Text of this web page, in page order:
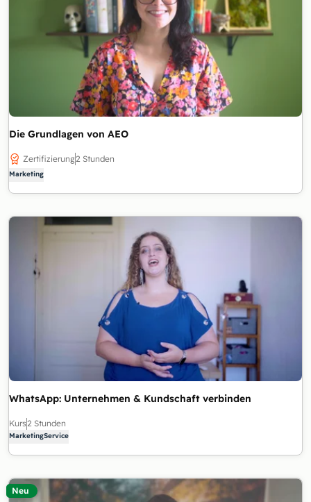
Die Grundlagen von AEO
Zertifizierung2 Stunden
Marketing
WhatsApp: Unternehmen & Kundschaft verbinden
Kurs2 Stunden
MarketingService
Neu